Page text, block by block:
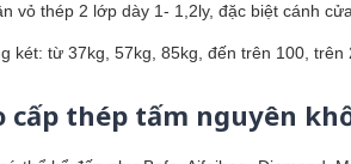
vỏ thép 2 lớp dày 1- 1,2ly, đặc biệt cánh
két: từ 37kg, 57kg, 85kg, đến trên 100, trên
cấp thép tấm nguyên